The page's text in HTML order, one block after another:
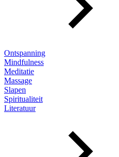
Ontspanning
Mindfulness
Meditatie
Massage
Slapen
Spiritualiteit
Literatuur